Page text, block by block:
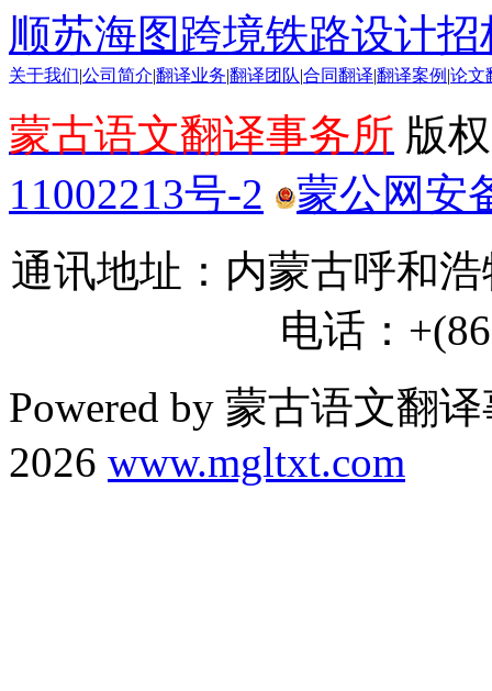
顺苏海图跨境铁路设计
关于我们 公司简介 翻译业务 翻译团队 合同翻译 翻译案例 论文
蒙古语文翻译事务所 版
11002213号-2
蒙公网安
通讯地址：内蒙古呼和
电话：
Powered by 蒙古语文翻
2026 www.mgltxt.com